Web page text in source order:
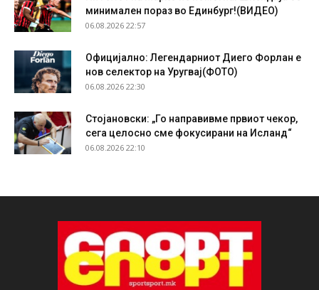
минимален пораз во Единбург!(ВИДЕО)
06.08.2026 22:57
Официјално: Легендарниот Диего Форлан е
нов селектор на Уругвај(ФОТО)
06.08.2026 22:30
Стојановски: „Го направивме првиот чекор,
сега целосно сме фокусирани на Исланд“
06.08.2026 22:10